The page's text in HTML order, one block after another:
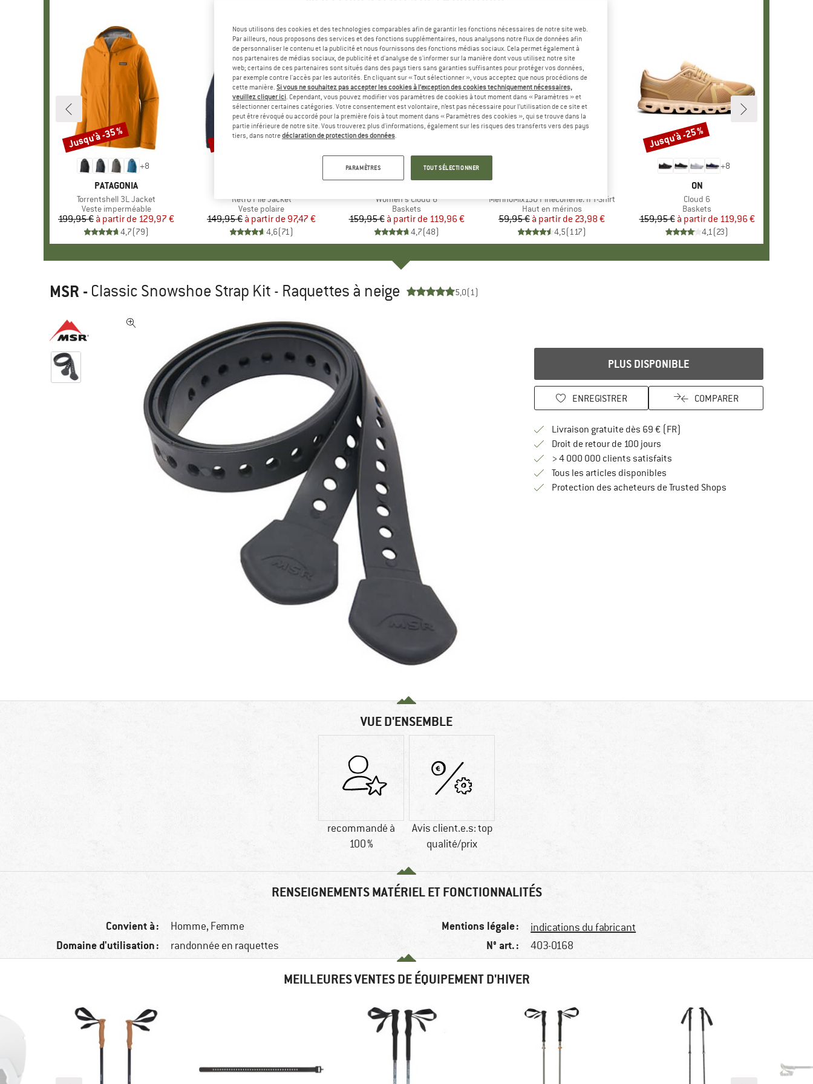
+8
MARQUE
PATAGONIA
Article
Torrentshell 3L Jacket
Product group
Veste imperméable
Prix
199,95 € Prix réduit
à partir de 129,97 €
4,7(79)
Remise
Jusqu'à -35 %
Article
Retro Pile Jacket
Product group
Veste polaire
Prix
149,95 € Prix réduit
à partir de 97,47 €
4,6(71)
Remise
Jusqu'à -35 %
+10
Article
Women's Cloud 6
Product group
Baskets
Prix
159,95 € Prix réduit
à partir de 119,96 €
4,7(48)
Remise
Jusqu'à -25 %
Article
MerinoMix150 PineconeHe. II T-Shirt
Product group
Haut en mérinos
Prix
59,95 € Prix réduit
à partir de 23,98 €
4,5(117)
Jusqu'à -60 %
+8
MARQUE
ON
Article
Cloud 6
Product group
Baskets
Prix
159,95 € Prix réduit
à partir de 119,96 €
4,1(23)
Remise
Jusqu'à -25 %
MSR - Classic Snowshoe Strap Kit - Raquettes à neige 5,0(1)
PLUS DISPONIBLE
ENREGISTRER COMPARER
Livraison gratuite dès 69 € (FR)
Droit de retour de 100 joursTrouve les informations de
> 4 000 000 clients satisfaits
Tous les articles disponibles
Protection des acheteurs de Trusted ShopsTrouve toutes les
VUE D'ENSEMBLE
recommandé à
100 %
Avis client.e.s: top
qualité/prix
RENSEIGNEMENTS MATÉRIEL ET FONCTIONNALITÉS
Convient à : Homme, Femme
Domaine d'utilisation : randonnée en raquettes
Mentions légale : indications du fabricant
N° art. : 403-0168
MEILLEURES VENTES DE ÉQUIPEMENT D'HIVER
Nous utilisons des cookies et des technologies comparables afin de garantir les fonctions nécessaires de notre site web.
Par ailleurs, nous proposons des services et des fonctions supplémentaires, nous analysons notre flux de données afin
de personnaliser le contenu et la publicité et nous fournissons des fonctions médias sociaux. Cela permet également à
nos partenaires de médias sociaux, de publicité et d'analyse de s'informer sur la manière dont vous utilisez notre site
web; certains de ces partenaires sont situés dans des pays tiers sans garanties suffisantes pour protéger vos données,
par exemple contre l'accès par les autorités. En cliquant sur « Tout sélectionner », vous acceptez que nous procédions de
cette manière. Si vous ne souhaitez pas accepter les cookies à l’exception des cookies techniquement nécessaires,
veuillez cliquer ici. Cependant, vous pouvez modifier vos paramètres de cookies à tout moment dans « Paramètres » et
sélectionner certaines catégories. Votre consentement est volontaire, n’est pas nécessaire pour l’utilisation de ce site et
peut être révoqué ou accordé pour la première fois à tout moment dans « Paramètres des cookies », qui se trouve dans la
partie inférieure de notre site. Vous trouverez plus d'informations, également sur les risques des transferts vers des pays
tiers, dans notredéclaration de protection des données.
PARAMÈTRES TOUT SÉLECTIONNER